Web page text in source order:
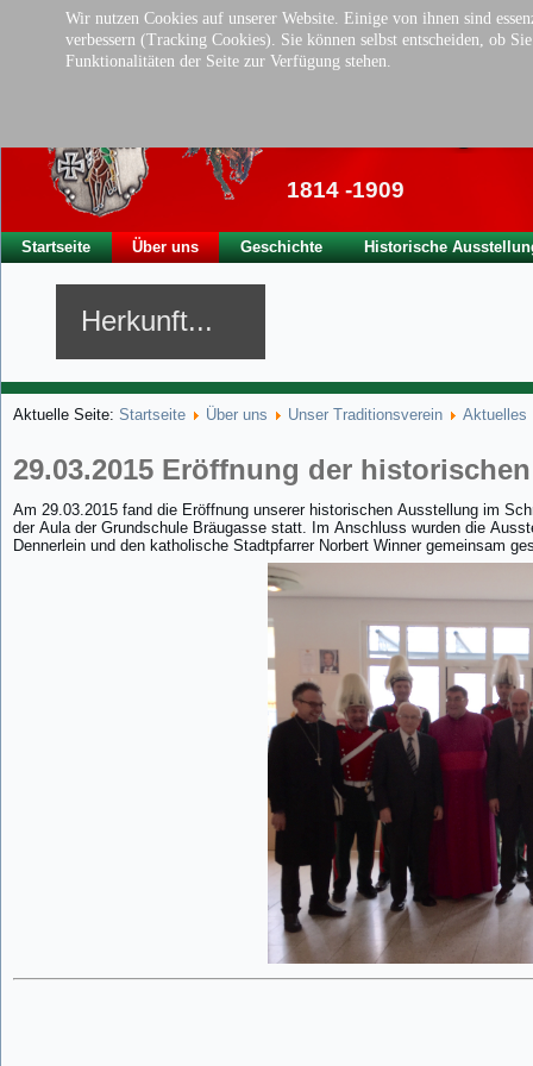
1814 -1909
Startseite Über uns Geschichte Historische
Herkunft...
Aktuelle Seite: Startseite Über uns Unser Traditionsverein Aktuelles
29.03.2015 Eröffnung der
Am 29.03.2015 fand die Eröffnung unserer historischen Ausstellung im
der Aula der Grundschule Bräugasse statt. Im Anschluss wurden die
Dennerlein und den katholische Stadtpfarrer Norbert Winner gemeinsam
Wir nutzen Cookies auf unserer Website. Einige von ihnen sind
verbessern (Tracking Cookies). Sie können selbst entscheiden, ob
Funktionalitäten der Seite zur Verfügung stehen.